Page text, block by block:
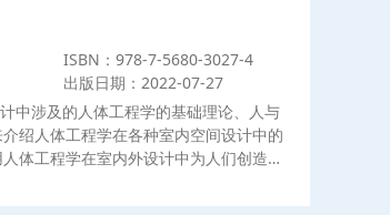
特色与民族特色、强调手工艺和文化技
等，为学生提供非遗文化传承和发展的
践操作：通过具体案例分析和实践操
品设计的实践方法和技巧，提高学生的
ISBN：978-7-5680-3027-4
出版日期：2022-07-27
中涉及的人体工程学的基础理论、人与
绍人体工程学在各种室内空间设计中的
体工程学在室内外设计中为人们创造经